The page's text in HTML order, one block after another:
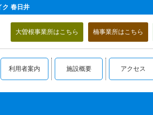
ク 春日井
楠事業所はこちら
大曽根事業所はこちら
利用者案内 施設概要 アクセス